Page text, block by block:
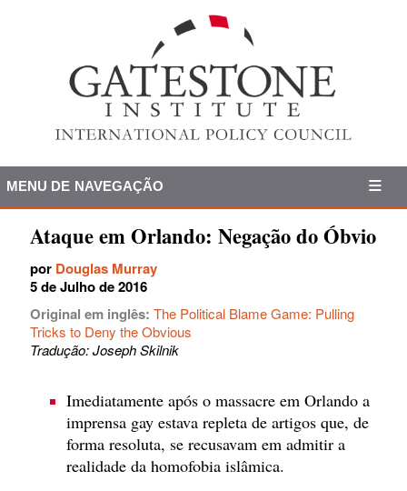
MENU DE NAVEGAÇÃO
Ataque em Orlando: Negação do Óbvio
por Douglas Murray
5 de Julho de 2016
Original em inglês: The Political Blame Game: Pulling
Tricks to Deny the Obvious
Tradução: Joseph Skilnik
Imediatamente após o massacre em Orlando a
imprensa gay estava repleta de artigos que, de
forma resoluta, se recusavam em admitir a
realidade da homofobia islâmica.